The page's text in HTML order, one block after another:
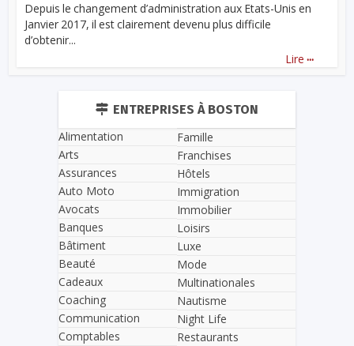
Depuis le changement d’administration aux Etats-Unis en
Janvier 2017, il est clairement devenu plus difficile
d’obtenir...
Lire ...
ENTREPRISES À BOSTON
Alimentation
Arts
Assurances
Auto Moto
Avocats
Banques
Bâtiment
Beauté
Cadeaux
Coaching
Communication
Comptables
Famille
Franchises
Hôtels
Immigration
Immobilier
Loisirs
Luxe
Mode
Multinationales
Nautisme
Night Life
Restaurants